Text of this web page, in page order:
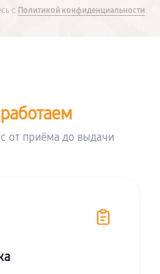
с Политикой конфиденциальности
работаем
от приёма до выдачи